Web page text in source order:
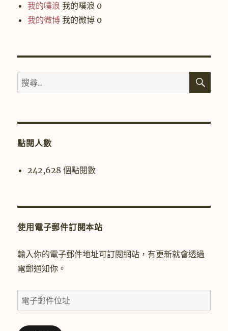
我的噗浪 我的噗浪 0
我的微博 我的微博 0
搜
尋
鍵
搜
點閱人數
242,628 個點閱數
使用電子郵件訂閱本站
輸入你的電子郵件地址可訂閱網站，有更新就會透過
電郵通知你。
電
子
郵